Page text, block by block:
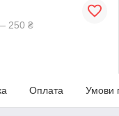
250 ₴
Оплата Умови